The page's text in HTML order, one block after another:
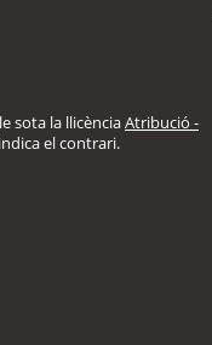
sota la llicènciaAtribució -
el contrari.